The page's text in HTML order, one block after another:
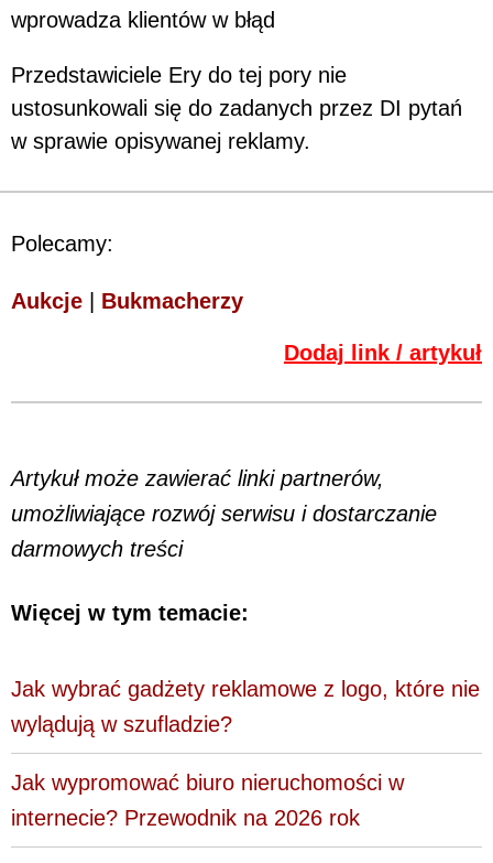
wprowadza klientów w błąd
Przedstawiciele Ery do tej pory nie
ustosunkowali się do zadanych przez DI pytań
w sprawie opisywanej reklamy.
Polecamy:
Aukcje Bukmacherzy
Dodaj link / artykuł
Artykuł może zawierać linki partnerów,
umożliwiające rozwój serwisu i dostarczanie
darmowych treści
Więcej w tym temacie:
Jak wybrać gadżety reklamowe z logo, które nie
wylądują w szufladzie?
Jak wypromować biuro nieruchomości w
internecie? Przewodnik na 2026 rok